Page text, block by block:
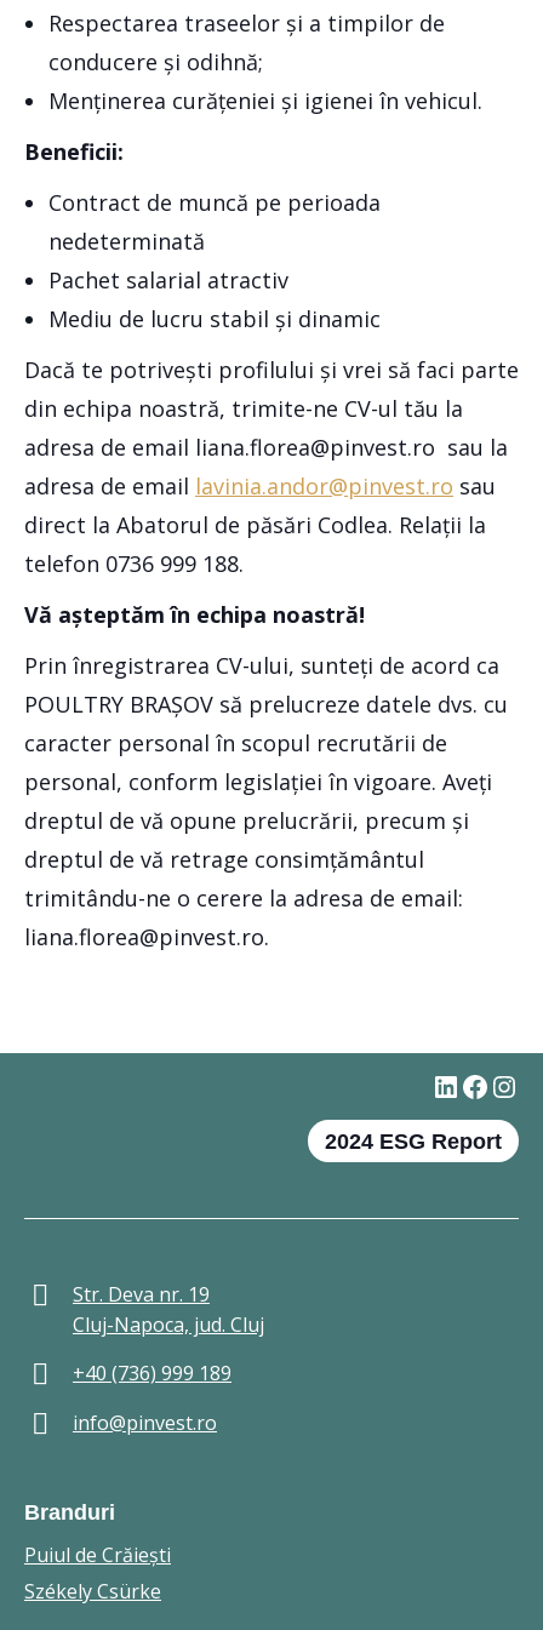
Respectarea traseelor și a timpilor de
conducere și odihnă;
Menținerea curățeniei și igienei în vehicul.
Beneficii:
Contract de muncă pe perioada
nedeterminată
Pachet salarial atractiv
Mediu de lucru stabil și dinamic
Dacă te potrivești profilului și vrei să faci parte
din echipa noastră, trimite-ne CV-ul tău la
adresa de email liana.florea@pinvest.ro sau la
adresa de email lavinia.andor@pinvest.ro sau
direct la Abatorul de păsări Codlea. Relații la
telefon 0736 999 188.
Vă așteptăm în echipa noastră!
Prin înregistrarea CV-ului, sunteți de acord ca
POULTRY BRAȘOV să prelucreze datele dvs. cu
caracter personal în scopul recrutării de
personal, conform legislației în vigoare. Aveți
dreptul de vă opune prelucrării, precum și
dreptul de vă retrage consimțământul
trimitându-ne o cerere la adresa de email:
liana.florea@pinvest.ro.
#
2024 ESG Report
Str. Deva nr. 19
Cluj-Napoca, jud. Cluj
+40 (736) 999 189
info@pinvest.ro
Branduri
Puiul de Crăieşti
Székely Csürke